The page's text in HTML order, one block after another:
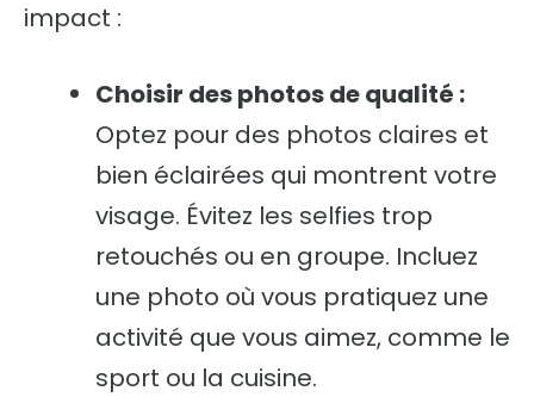
impact :
Choisir des photos de qualité :
Optez pour des photos claires et
bien éclairées qui montrent votre
visage. Évitez les selfies trop
retouchés ou en groupe. Incluez
une photo où vous pratiquez une
activité que vous aimez, comme le
sport ou la cuisine.